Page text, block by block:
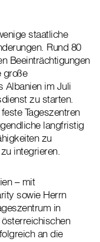
staatliche
Rund 80
Beeinträchtigungen
große
Albanien im Juli
zu starten.
Tageszentren
langfristig
zu
integrieren.
– mit
sowie Herrn
in
an die